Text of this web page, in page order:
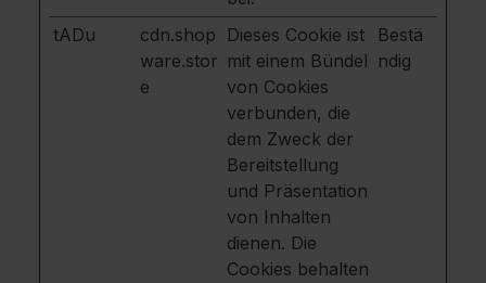
tADu
cdn.shop
ware.stor
e
Dieses Cookie ist
mit einem Bündel
von Cookies
verbunden, die
dem Zweck der
Bereitstellung
und Präsentation
von Inhalten
dienen. Die
Cookies behalten
Bestä
ndig